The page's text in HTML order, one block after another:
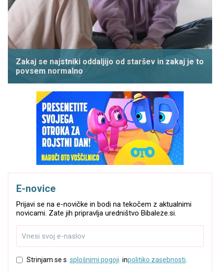
Zakaj se najstniki oddaljijo od staršev in zakaj je to
povsem normalno
E-novice
Prijavi se na e-novičke in bodi na tekočem z aktualnimi
novicami. Zate jih pripravlja uredništvo Bibaleze.si.
Strinjam se s splošnimi pogoji inpolitiko zasebnosti